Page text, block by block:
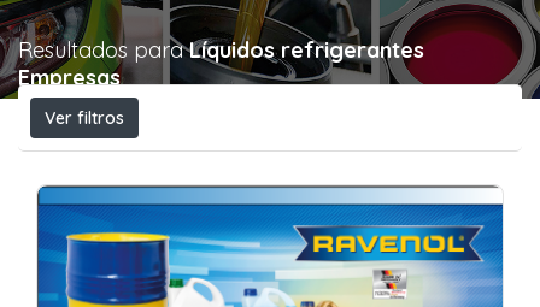
Resultados paraLíquidos refrigerantes
Empresas
Ver filtros